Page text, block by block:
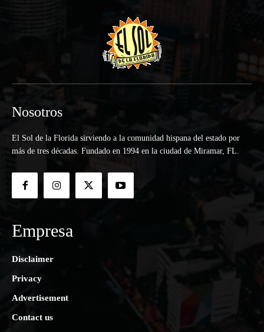
Nosotros
El Sol de la Florida sirviendo a la comunidad hispana del estado por
más de tres décadas. Fundado en 1994 en la ciudad de Miramar, FL.
Empresa
Disclaimer
Privacy
Advertisement
Contact us